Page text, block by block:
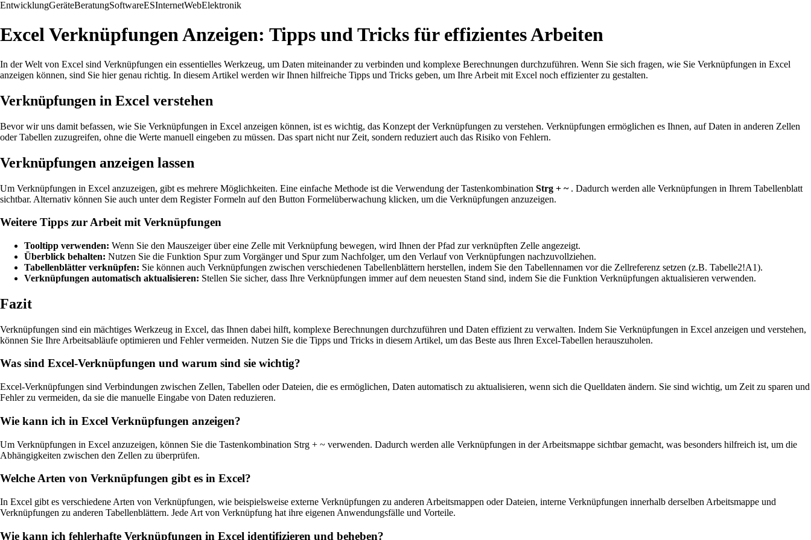
EntwicklungGeräteBeratungSoftwareESInternetWebElektronik
Excel Verknüpfungen Anzeigen: Tipps und Tricks für effizientes Arbeiten
In der Welt von Excel sind Verknüpfungen ein essentielles Werkzeug, um Daten miteinander zu verbinden und komplexe Berechnungen durchzuführen. Wenn Sie sich fragen, wie Sie Verknüpfungen in Excel
anzeigen können, sind Sie hier genau richtig. In diesem Artikel werden wir Ihnen hilfreiche Tipps und Tricks geben, um Ihre Arbeit mit Excel noch effizienter zu gestalten.
Verknüpfungen in Excel verstehen
Bevor wir uns damit befassen, wie Sie Verknüpfungen in Excel anzeigen können, ist es wichtig, das Konzept der Verknüpfungen zu verstehen. Verknüpfungen ermöglichen es Ihnen, auf Daten in anderen Zellen
oder Tabellen zuzugreifen, ohne die Werte manuell eingeben zu müssen. Das spart nicht nur Zeit, sondern reduziert auch das Risiko von Fehlern.
Verknüpfungen anzeigen lassen
Um Verknüpfungen in Excel anzuzeigen, gibt es mehrere Möglichkeiten. Eine einfache Methode ist die Verwendung der Tastenkombination Strg + ~. Dadurch werden alle Verknüpfungen in Ihrem Tabellenblatt
sichtbar. Alternativ können Sie auch unter dem Register Formeln auf den Button Formelüberwachung klicken, um die Verknüpfungen anzuzeigen.
Weitere Tipps zur Arbeit mit Verknüpfungen
Tooltipp verwenden: Wenn Sie den Mauszeiger über eine Zelle mit Verknüpfung bewegen, wird Ihnen der Pfad zur verknüpften Zelle angezeigt.
Überblick behalten: Nutzen Sie die Funktion Spur zum Vorgänger und Spur zum Nachfolger, um den Verlauf von Verknüpfungen nachzuvollziehen.
Tabellenblätter verknüpfen: Sie können auch Verknüpfungen zwischen verschiedenen Tabellenblättern herstellen, indem Sie den Tabellennamen vor die Zellreferenz setzen (z.B. Tabelle2!A1).
Verknüpfungen automatisch aktualisieren: Stellen Sie sicher, dass Ihre Verknüpfungen immer auf dem neuesten Stand sind, indem Sie die Funktion Verknüpfungen aktualisieren verwenden.
Fazit
Verknüpfungen sind ein mächtiges Werkzeug in Excel, das Ihnen dabei hilft, komplexe Berechnungen durchzuführen und Daten effizient zu verwalten. Indem Sie Verknüpfungen in Excel anzeigen und verstehen,
können Sie Ihre Arbeitsabläufe optimieren und Fehler vermeiden. Nutzen Sie die Tipps und Tricks in diesem Artikel, um das Beste aus Ihren Excel-Tabellen herauszuholen.
Was sind Excel-Verknüpfungen und warum sind sie wichtig?
Excel-Verknüpfungen sind Verbindungen zwischen Zellen, Tabellen oder Dateien, die es ermöglichen, Daten automatisch zu aktualisieren, wenn sich die Quelldaten ändern. Sie sind wichtig, um Zeit zu sparen und
Fehler zu vermeiden, da sie die manuelle Eingabe von Daten reduzieren.
Wie kann ich in Excel Verknüpfungen anzeigen?
Um Verknüpfungen in Excel anzuzeigen, können Sie die Tastenkombination Strg + ~ verwenden. Dadurch werden alle Verknüpfungen in der Arbeitsmappe sichtbar gemacht, was besonders hilfreich ist, um die
Abhängigkeiten zwischen den Zellen zu überprüfen.
Welche Arten von Verknüpfungen gibt es in Excel?
In Excel gibt es verschiedene Arten von Verknüpfungen, wie beispielsweise externe Verknüpfungen zu anderen Arbeitsmappen oder Dateien, interne Verknüpfungen innerhalb derselben Arbeitsmappe und
Verknüpfungen zu anderen Tabellenblättern. Jede Art von Verknüpfung hat ihre eigenen Anwendungsfälle und Vorteile.
Wie kann ich fehlerhafte Verknüpfungen in Excel identifizieren und beheben?